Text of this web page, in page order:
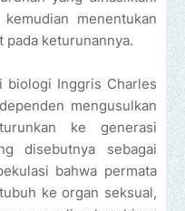
menentukan
pada keturunannya.
biologi Inggris Charles
mengusulkan
ke generasi
disebutnya sebagai
bahwa permata
ke organ seksual,